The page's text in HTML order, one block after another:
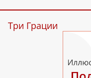
Три Грации